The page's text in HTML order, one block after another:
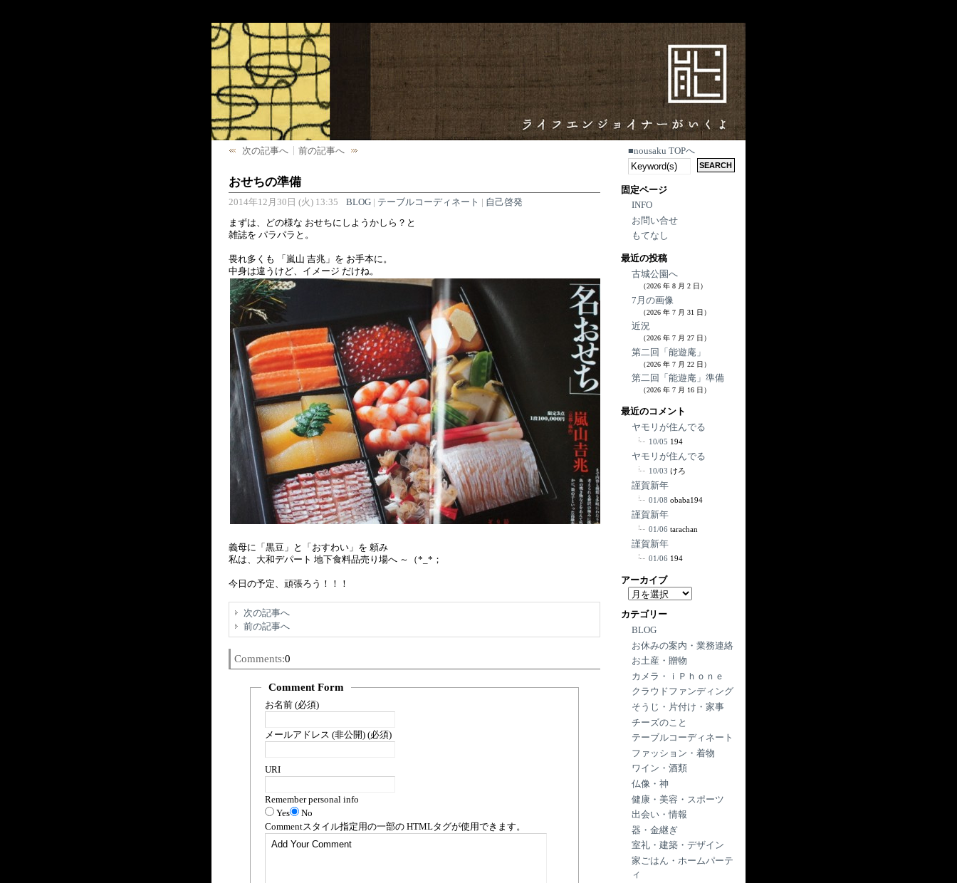
次の記事へ 前の記事へ
おせちの準備
2014年12月30日 (火) 13:35 BLOG| テーブルコーディネート | 自己啓発
まずは、どの様な おせちにしようかしら？と
雑誌を パラパラと。
畏れ多くも 「嵐山 吉兆」を お手本に。
中身は違うけど、イメージ だけね。
義母に「黒豆」と「おすわい」を 頼み
私は、大和デパート 地下食料品売り場へ ～（*_*；
今日の予定、頑張ろう！！！
次の記事へ
前の記事へ
Comments:0
Comment Form
お名前 (必須)
メールアドレス (非公開) (必須)
URI
Remember personal info
Yes
No
Commentスタイル指定用の一部の HTMLタグが使用できます。
■nousaku TOPへ
固定ページ
INFO
お問い合せ
もてなし
最近の投稿
古城公園へ
（2026 年 8 月 2 日）
7月の画像
（2026 年 7 月 31 日）
近況
（2026 年 7 月 27 日）
第二回「能遊庵」
（2026 年 7 月 22 日）
第二回「能遊庵」準備
（2026 年 7 月 16 日）
最近のコメント
ヤモリが住んでる
10/05 194
ヤモリが住んでる
10/03 けろ
謹賀新年
01/08 obaba194
謹賀新年
01/06 tarachan
謹賀新年
01/06 194
アーカイブ
ア
カ
イ
ブ
カテゴリー
BLOG
お休みの案内・業務連絡
お土産・贈物
カメラ・ｉＰｈｏｎｅ
クラウドファンディング
そうじ・片付け・家事
チーズのこと
テーブルコーディネート
ファッション・着物
ワイン・酒類
仏像・神
健康・美容・スポーツ
出会い・情報
器・金継ぎ
室礼・建築・デザイン
家ごはん・ホームパーテ
ィ